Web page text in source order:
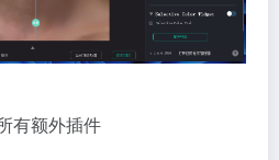
有额外插件